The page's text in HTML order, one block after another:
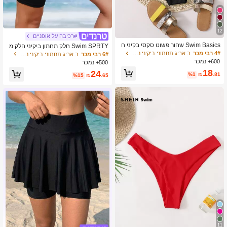
12
Swim Basics שחור פשוט סקסי בקיני ח
לק תחתון
4# רבי מכר
600+ נמכר
₪18.81
%1
11
#רכיבה על אופניים
Swim SPRTY חלק תחתון ביקיני חלק מ
מוחזר לחוף הים של קיץ
6# רבי מכר
500+ נמכר
₪24.65
%15